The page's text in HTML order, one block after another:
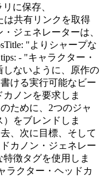
に保存、
は共有リンクを取得
ジェネレーターは、
"よりシャープな
- "キャラクター・
ないように、原作の
ける実行可能なビー
ノンを要求しま
ために、2つのジャ
をブレンドしま
、次に目標、そして
カノン・ジェネレー
徴タグを使用しま
ラクター・ヘッドカ